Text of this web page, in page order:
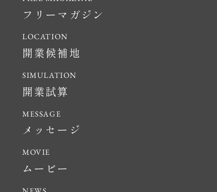
フリーマガジン
開業候補地
開業試算
メッセージ
ムービー